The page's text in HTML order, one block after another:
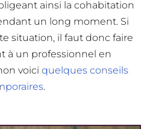
ainsi la cohabitation
un long moment. Si
situation, il faut donc faire
à un professionnel en
voici quelques conseils
.